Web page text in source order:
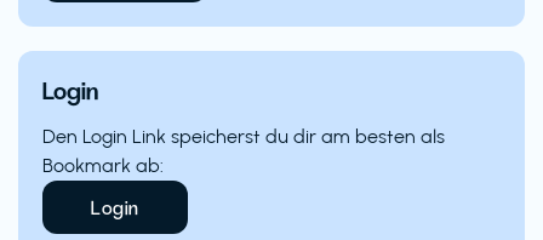
Login
Den Login Link speicherst du dir am besten als
Bookmark ab:
Login